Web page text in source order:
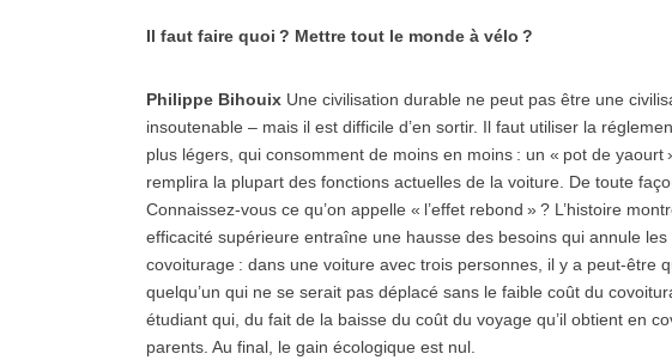
Il faut faire quoi ? Mettre tout le monde à vélo ?
Philippe Bihouix Une civilisation durable ne peut pas être une
insoutenable – mais il est difficile d’en sortir. Il faut utiliser la
plus légers, qui consomment de moins en moins : un « pot de
remplira la plupart des fonctions actuelles de la voiture. De toute
Connaissez-vous ce qu’on appelle « l’effet rebond » ? L’histoire
efficacité supérieure entraîne une hausse des besoins qui annule
covoiturage : dans une voiture avec trois personnes, il y a peut-être
quelqu’un qui ne se serait pas déplacé sans le faible coût du
étudiant qui, du fait de la baisse du coût du voyage qu’il obtient en
parents. Au final, le gain écologique est nul.